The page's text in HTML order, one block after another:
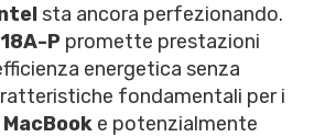
sta ancora perfezionando.
18A-P promette prestazioni
energetica senza
fondamentali per i
MacBook e potenzialmente